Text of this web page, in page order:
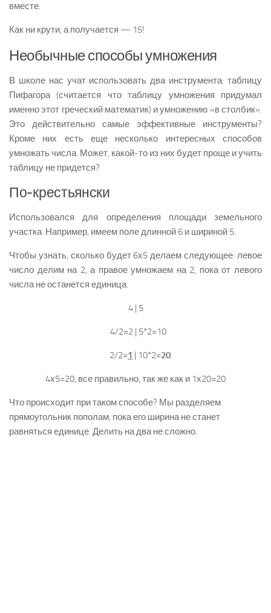
вместе.
Как ни крути, а получается — 15!
Необычные способы умножения
В школе нас учат использовать два инструмента: таблицу
Пифагора (считается что таблицу умножения придумал
именно этот греческий математик) и умножению «в столбик».
Это действительно самые эффективные инструменты?
Кроме них есть еще несколько интересных способов
умножать числа. Может, какой-то из них будет проще и учить
таблицу не придется?
По-крестьянски
Использовался для определения площади земельного
участка. Например, имеем поле длинной 6 и шириной 5.
Чтобы узнать, сколько будет 6х5 делаем следующее: левое
число делим на 2, а правое умножаем на 2, пока от левого
числа не останется единица.
4 | 5
4/2=2 | 5*2=10
2/2=1 | 10*2=20
4х5=20, все правильно, так же как и 1х20=20
Что происходит при таком способе? Мы разделяем
прямоугольник пополам, пока его ширина не станет
равняться единице. Делить на два не сложно.